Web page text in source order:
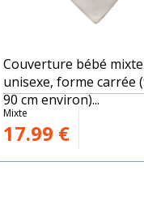
Couverture bébé mixte
unisexe, forme carrée
90 cm environ)...
Mixte
17.99 €